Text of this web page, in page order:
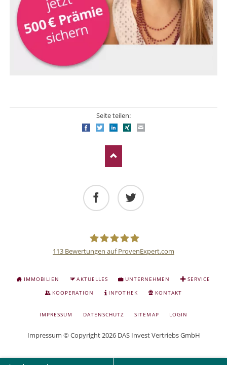
Seite teilen:
FacebookTwitterLinkedIn
Xing
Anlage
und
113 Bewertungen auf ProvenExpert.com
NAVIGATION
IMMOBILIEN AKTUELLES UNTERNEHMEN
SERVICE
KOOPERATION
INFOTHEK KONTAKT
NAVIGATION
IMPRESSUM DATENSCHUTZ SITEMAP LOGIN
Impressum © Copyright 2026 DAS Invest Vertriebs GmbH